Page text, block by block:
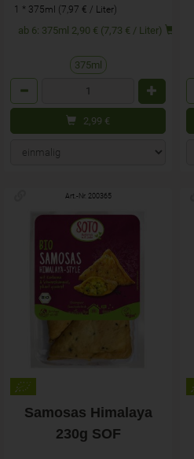
1 * 375ml (7,97 € / Liter)
ab 6: 375ml 2,90 € (7,73 € / Liter)
375ml
2,99 €
Art.-Nr. 200365
Samosas Himalaya
230g SOF